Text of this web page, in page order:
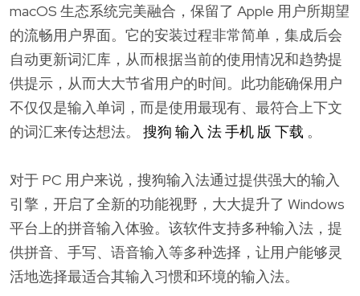
macOS 生态系统完美融合，保留了 Apple 用户所期望
的流畅用户界面。它的安装过程非常简单，集成后会
自动更新词汇库，从而根据当前的使用情况和趋势提
供提示，从而大大节省用户的时间。此功能确保用户
不仅仅是输入单词，而是使用最现有、最符合上下文
的词汇来传达想法。 搜狗 输入 法 手机 版 下载 。
对于 PC 用户来说，搜狗输入法通过提供强大的输入
引擎，开启了全新的功能视野，大大提升了 Windows
平台上的拼音输入体验。该软件支持多种输入法，提
供拼音、手写、语音输入等多种选择，让用户能够灵
活地选择最适合其输入习惯和环境的输入法。